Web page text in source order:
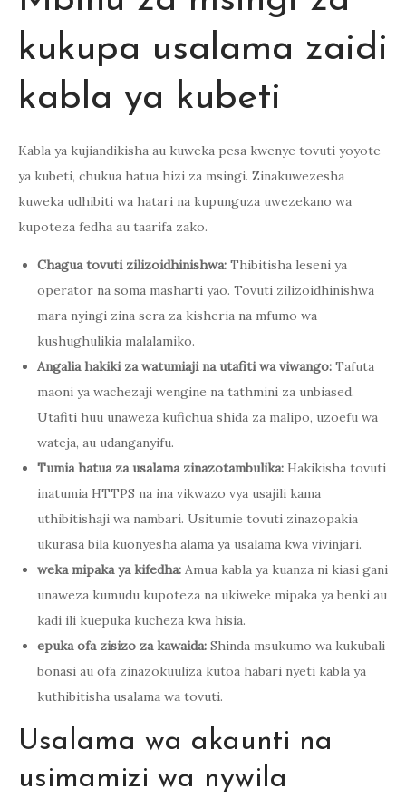
kukupa usalama zaidi
kabla ya kubeti
Kabla ya kujiandikisha au kuweka pesa kwenye tovuti yoyote
ya kubeti, chukua hatua hizi za msingi. Zinakuwezesha
kuweka udhibiti wa hatari na kupunguza uwezekano wa
kupoteza fedha au taarifa zako.
Chagua tovuti zilizoidhinishwa: Thibitisha leseni ya
operator na soma masharti yao. Tovuti zilizoidhinishwa
mara nyingi zina sera za kisheria na mfumo wa
kushughulikia malalamiko.
Angalia hakiki za watumiaji na utafiti wa viwango: Tafuta
maoni ya wachezaji wengine na tathmini za unbiased.
Utafiti huu unaweza kufichua shida za malipo, uzoefu wa
wateja, au udanganyifu.
Tumia hatua za usalama zinazotambulika: Hakikisha tovuti
inatumia HTTPS na ina vikwazo vya usajili kama
uthibitishaji wa nambari. Usitumie tovuti zinazopakia
ukurasa bila kuonyesha alama ya usalama kwa vivinjari.
weka mipaka ya kifedha: Amua kabla ya kuanza ni kiasi gani
unaweza kumudu kupoteza na ukiweke mipaka ya benki au
kadi ili kuepuka kucheza kwa hisia.
epuka ofa zisizo za kawaida: Shinda msukumo wa kukubali
bonasi au ofa zinazokuuliza kutoa habari nyeti kabla ya
kuthibitisha usalama wa tovuti.
Usalama wa akaunti na
usimamizi wa nywila